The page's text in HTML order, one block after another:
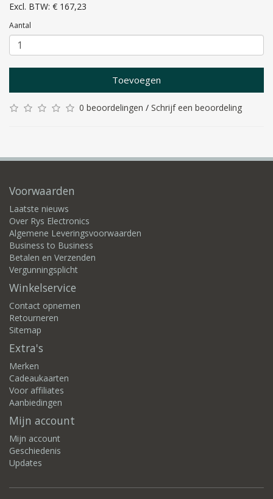
Excl. BTW: € 167,23
Aantal
Toevoegen
0 beoordelingen / Schrijf een beoordeling
Voorwaarden
Laatste nieuws
Over Rys Electronics
Algemene Leveringsvoorwaarden
Business to Business
Betalen en Verzenden
Vergunningsplicht
Winkelservice
Contact opnemen
Retourneren
Sitemap
Extra's
Merken
Cadeaukaarten
Voor affiliates
Aanbiedingen
Mijn account
Mijn account
Geschiedenis
Updates